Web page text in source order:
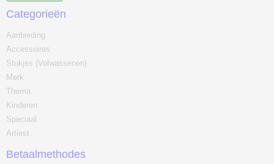
Categorieën
Aanbieding
Accessoires
Stukjes (Volwassenen)
Merk
Thema
Kinderen
Speciaal
Artiest
Betaalmethodes